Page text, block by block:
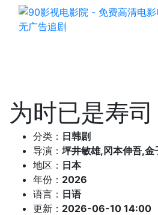
为时已是寿司
分类： 日韩剧
导演： 坪井敏雄,冈本伸吾,金
地区： 日本
年份： 2026
语言： 日语
更新： 2026-06-10 14:00